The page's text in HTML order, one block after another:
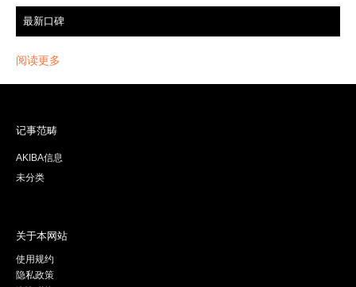
最新口碑
阅读更多
记事范畴
AKIBA信息
未分类
关于本网站
使用规约
隐私政策